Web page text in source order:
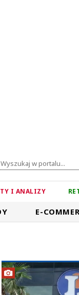
I ANALIZY
E-